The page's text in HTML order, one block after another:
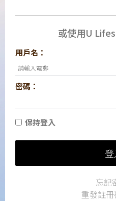
或使用U
用戶名：
密碼：
保持登入
登
忘記
重發註